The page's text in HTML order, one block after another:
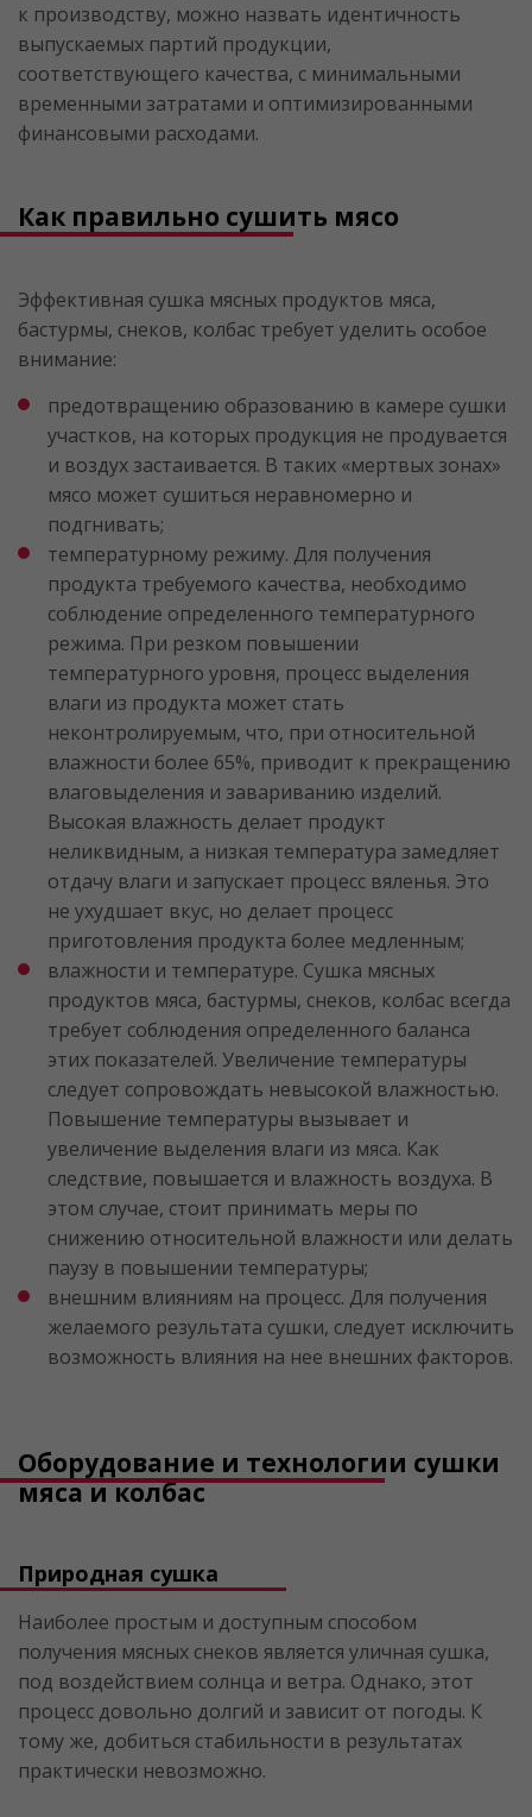
к производству, можно назвать идентичность
выпускаемых партий продукции,
соответствующего качества, с минимальными
временными затратами и оптимизированными
финансовыми расходами.
Как правильно сушить мясо
Эффективная сушка мясных продуктов мяса,
бастурмы, снеков, колбас требует уделить особое
внимание:
предотвращению образованию в камере сушки
участков, на которых продукция не продувается
и воздух застаивается. В таких «мертвых зонах»
мясо может сушиться неравномерно и
подгнивать;
температурному режиму. Для получения
продукта требуемого качества, необходимо
соблюдение определенного температурного
режима. При резком повышении
температурного уровня, процесс выделения
влаги из продукта может стать
неконтролируемым, что, при относительной
влажности более 65%, приводит к прекращению
влаговыделения и завариванию изделий.
Высокая влажность делает продукт
неликвидным, а низкая температура замедляет
отдачу влаги и запускает процесс вяленья. Это
не ухудшает вкус, но делает процесс
приготовления продукта более медленным;
влажности и температуре. Сушка мясных
продуктов мяса, бастурмы, снеков, колбас всегда
требует соблюдения определенного баланса
этих показателей. Увеличение температуры
следует сопровождать невысокой влажностью.
Повышение температуры вызывает и
увеличение выделения влаги из мяса. Как
следствие, повышается и влажность воздуха. В
этом случае, стоит принимать меры по
снижению относительной влажности или делать
паузу в повышении температуры;
внешним влияниям на процесс. Для получения
желаемого результата сушки, следует исключить
возможность влияния на нее внешних факторов.
Оборудование и технологии сушки
мяса и колбас
Природная сушка
Наиболее простым и доступным способом
получения мясных снеков является уличная сушка,
под воздействием солнца и ветра. Однако, этот
процесс довольно долгий и зависит от погоды. К
тому же, добиться стабильности в результатах
практически невозможно.